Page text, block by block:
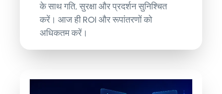
के साथ गति, सुरक्षा और प्रदर्शन सुनिश्चित
करें। आज ही ROI और रूपांतरणों को
अधिकतम करें।